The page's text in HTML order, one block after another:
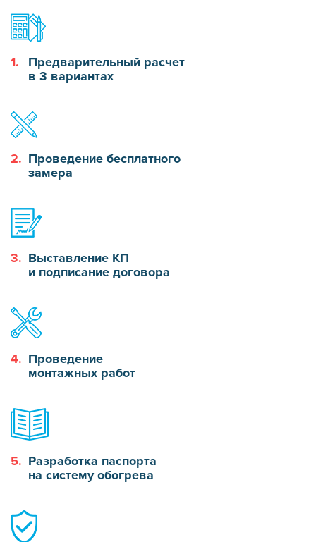
1.
Предварительный расчет
в 3 вариантах
2. Проведение бесплатного
замера
3. Выставление КП
и подписание договора
4. Проведение
монтажных работ
5. Разработка паспорта
на систему обогрева